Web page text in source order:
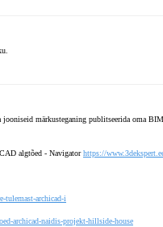
jooniseid märkusteganing publitseerida oma
algtõed - Navigatorhttps://
tulemast-archicad-i
archicad-naidis-projekt-hillside-house